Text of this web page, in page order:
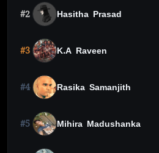
#2 Hasitha Prasad
#3 K.A Raveen
#4 Rasika Samanjith
#5 Mihira Madushanka